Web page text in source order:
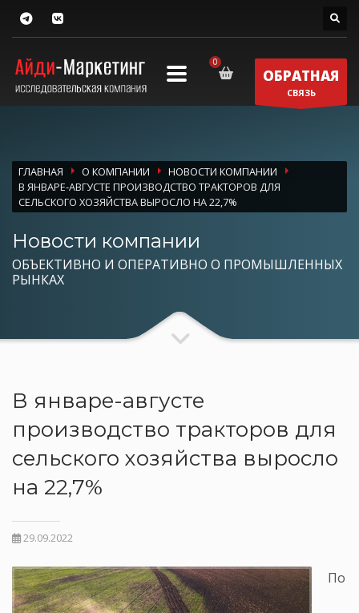
ОБРАТНАЯ
СВЯЗЬ
ГЛАВНАЯ О КОМПАНИИ
НОВОСТИ КОМПАНИИ
В ЯНВАРЕ-АВГУСТЕ ПРОИЗВОДСТВО ТРАКТОРОВ ДЛЯ
СЕЛЬСКОГО ХОЗЯЙСТВА ВЫРОСЛО НА 22,7%
Новости компании
ОБЪЕКТИВНО И ОПЕРАТИВНО О ПРОМЫШЛЕННЫХ
РЫНКАХ
В январе-августе
производство тракторов для
сельского хозяйства выросло
на 22,7%
29.09.2022
По